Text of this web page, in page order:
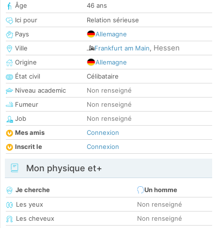
Âge
46 ans
Ici pour
Relation sérieuse
Pays
Allemagne
Ville
Frankfurt am Main, Hessen
Origine
Allemagne
État civil
Célibataire
Niveau academic
Non renseigné
Fumeur
Non renseigné
Job
Non renseigné
Mes amis
Connexion
Inscrit le
Connexion
Mon physique et+
Je cherche
Un homme
Les yeux
Non renseigné
Les cheveux
Non renseigné